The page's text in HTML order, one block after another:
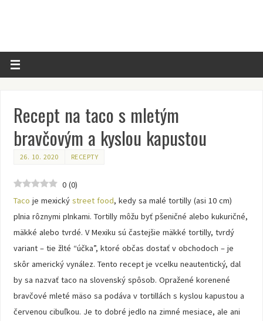
Recept na taco s mletým
bravčovým a kyslou kapustou
26. 10. 2020 RECEPTY
0 (0)
Taco je mexický street food, kedy sa malé tortilly (asi 10 cm)
plnia rôznymi plnkami. Tortilly môžu byť pšeničné alebo kukuričné,
mäkké alebo tvrdé. V Mexiku sú častejšie mäkké tortilly, tvrdý
variant – tie žlté “účka”, ktoré občas dostať v obchodoch – je
skôr americký vynález. Tento recept je vcelku neautentický, dal
by sa nazvať taco na slovenský spôsob. Opražené korenené
bravčové mleté mäso sa podáva v tortillách s kyslou kapustou a
červenou cibuľkou. Je to dobré jedlo na zimné mesiace, ale ani